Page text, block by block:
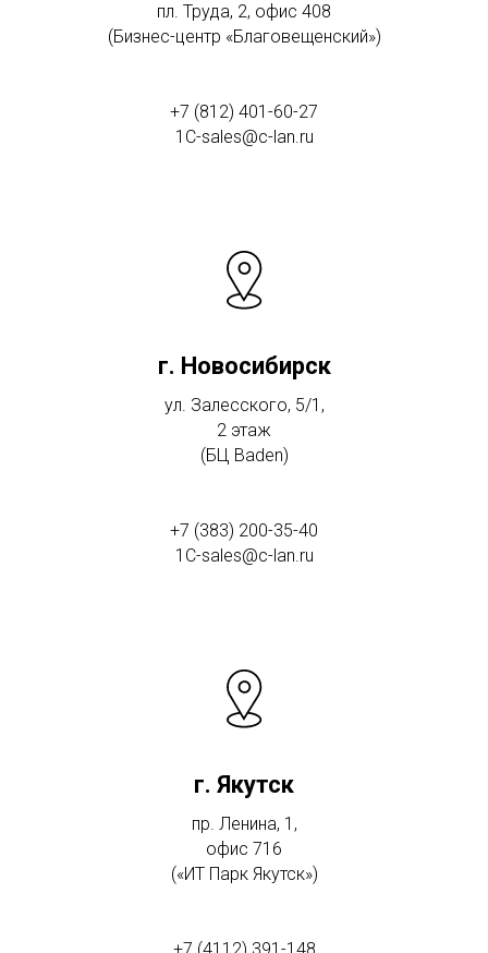
пл. Труда, 2, офис 408
(Бизнес-центр «Благовещенский»)
+7 (812) 401-60-27
1C-sales@c-lan.ru
г. Новосибирск
ул. Залесского, 5/1,
2 этаж
(БЦ Baden)
+7 (383) 200-35-40
1C-sales@c-lan.ru
г. Якутск
пр. Ленина, 1,
офис 716
(«ИТ Парк Якутск»)